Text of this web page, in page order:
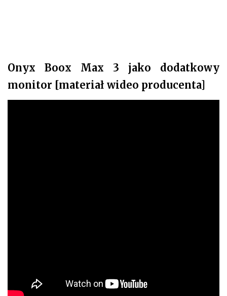
Onyx Boox Max 3 jako dodatkowy
monitor [materiał wideo producenta]